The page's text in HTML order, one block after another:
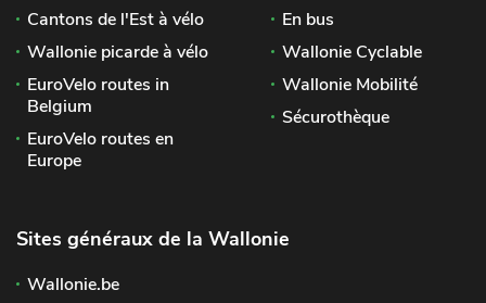
Cantons de l'Est à vélo
Wallonie picarde à vélo
EuroVelo routes in
Belgium
EuroVelo routes en
Europe
En bus
Wallonie Cyclable
Wallonie Mobilité
Sécurothèque
Sites généraux de la Wallonie
Wallonie.be